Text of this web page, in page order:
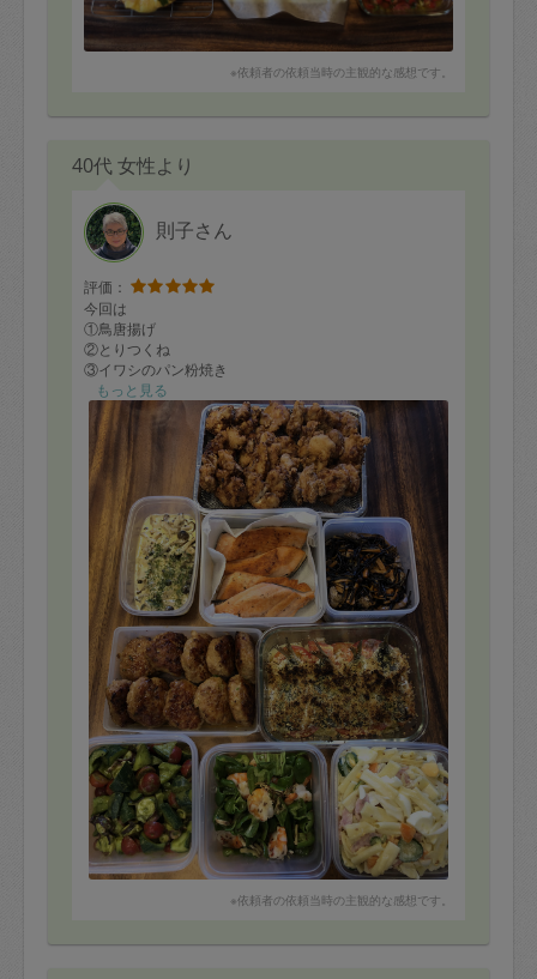
個人的には、南蛮酢がこの暑い季節にピッタリで、最高
に美味しかったです！
※依頼者の依頼当時の主観的な感想です。
40代 女性より
則子さん
評価：
今回は
①鳥唐揚げ
②とりつくね
③イワシのパン粉焼き
④鮭のキノコクリームソース
⑤エビとピーマンのクミン炒め
⑥ひじきの煮物
⑦マカロニサラダ
⑧キュウリとタコのバジルソース和え
⑨フライドポテト
を作ってもらいました。
夏休みで息子たちが家にいたので、まんなで揚げたて山
盛りポテトフライを写真を撮る間もないまま、平らげて
ひまいました。ローズマリーと一緒に揚げたポテトフラ
イはオシャレで美味しくて、子どもたちも大喜びでし
た。
お野菜とハーブを、沢山使ったお料理は、いつも本当に
美味しいです。
夏休みで息子たちがずっといるので、美味しいご飯が冷
蔵庫に入っていると、本当に心の余裕になって、息子た
ちと向き合う時間が増えます。
いつもありがとうございます。
もっと見る
※依頼者の依頼当時の主観的な感想です。